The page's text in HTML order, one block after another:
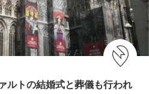
ルトの結婚式と葬儀も行われ